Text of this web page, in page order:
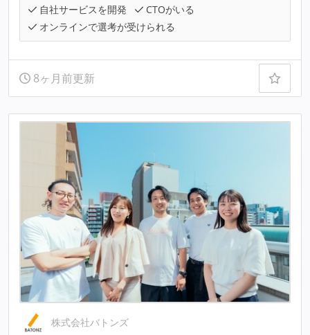
自社サービスを開発
CTOがいる
オンラインで選考が受けられる
8ヶ月前更新
株式会社バトンズ